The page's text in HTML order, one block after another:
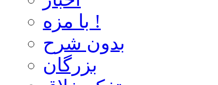
با مزه !
بدون شرح
بزرگان